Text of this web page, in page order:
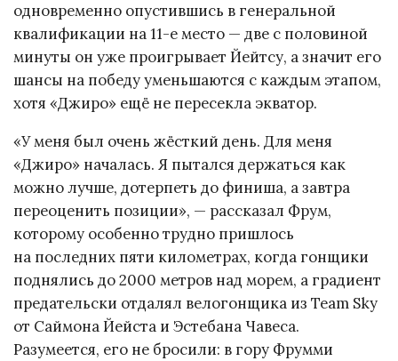
одновременно опустившись в генеральной
квалификации на 11-е место — две с половиной
минуты он уже проигрывает Йейтсу, а значит его
шансы на победу уменьшаются с каждым этапом,
хотя «Джиро» ещё не пересекла экватор.
«У меня был очень жёсткий день. Для меня
«Джиро» началась. Я пытался держаться как
можно лучше, дотерпеть до финиша, а завтра
переоценить позиции», — рассказал Фрум,
которому особенно трудно пришлось
на последних пяти километрах, когда гонщики
поднялись до 2000 метров над морем, а градиент
предательски отдалял велогонщика из Team Sky
от Саймона Йейста и Эстебана Чавеса.
Разумеется, его не бросили: в гору Фрумми